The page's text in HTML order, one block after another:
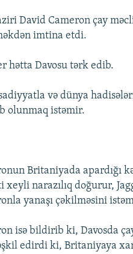
David Cameron çay
imtina etdi.
hətta Davosu tərk edib.
və dünya
olunmaq istəmir.
Britaniyada apardığı
xeyli narazılıq doğurur,
yanaşı çəkilməsini
isə bildirib ki, Davosda
edirdi ki, Britaniyaya